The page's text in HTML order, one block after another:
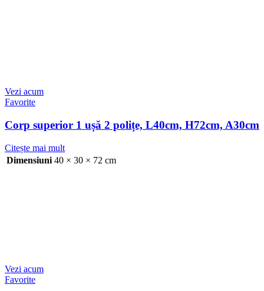
Vezi acum
Favorite
Corp superior 1 ușă 2 polițe, L40cm, H72cm, A30cm
Citește mai mult
Dimensiuni 40 × 30 × 72 cm
Vezi acum
Favorite